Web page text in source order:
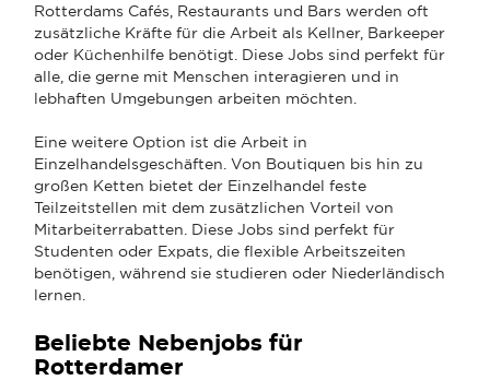
Rotterdams Cafés, Restaurants und Bars werden oft
zusätzliche Kräfte für die Arbeit als Kellner, Barkeeper
oder Küchenhilfe benötigt. Diese Jobs sind perfekt für
alle, die gerne mit Menschen interagieren und in
lebhaften Umgebungen arbeiten möchten.
Eine weitere Option ist die Arbeit in
Einzelhandelsgeschäften. Von Boutiquen bis hin zu
großen Ketten bietet der Einzelhandel feste
Teilzeitstellen mit dem zusätzlichen Vorteil von
Mitarbeiterrabatten. Diese Jobs sind perfekt für
Studenten oder Expats, die flexible Arbeitszeiten
benötigen, während sie studieren oder Niederländisch
lernen.
Beliebte Nebenjobs für
Rotterdamer